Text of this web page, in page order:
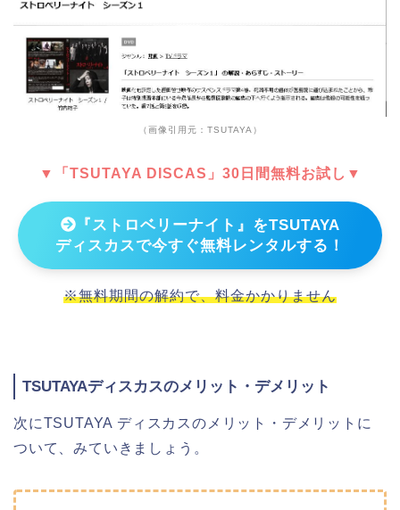
（画像引用元：TSUTAYA）
▼「TSUTAYA DISCAS」30日間無料お試し▼
『ストロベリーナイト』をTSUTAYA
ディスカスで今すぐ無料レンタルする！
※無料期間の解約で、料金かかりません
TSUTAYAディスカスのメリット・デメリット
次にTSUTAYA ディスカスのメリット・デメリットに
ついて、みていきましょう。